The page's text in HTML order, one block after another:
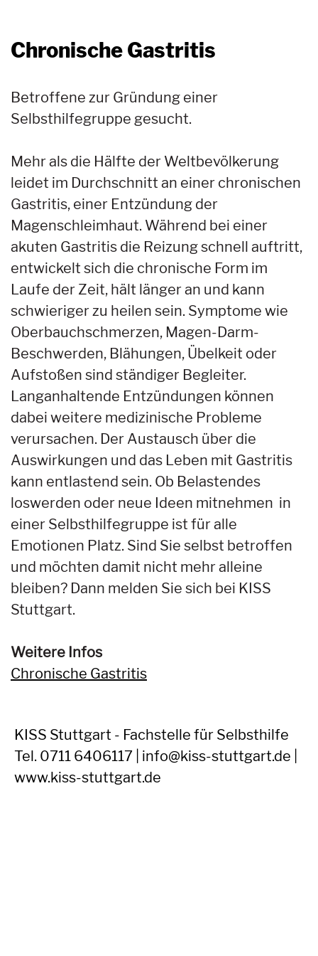
Chronische Gastritis
Betroffene zur Gründung einer
Selbsthilfegruppe gesucht.
Mehr als die Hälfte der Weltbevölkerung
leidet im Durchschnitt an einer chronischen
Gastritis, einer Entzündung der
Magenschleimhaut. Während bei einer
akuten Gastritis die Reizung schnell auftritt,
entwickelt sich die chronische Form im
Laufe der Zeit, hält länger an und kann
schwieriger zu heilen sein. Symptome wie
Oberbauchschmerzen, Magen-Darm-
Beschwerden, Blähungen, Übelkeit oder
Aufstoßen sind ständiger Begleiter.
Langanhaltende Entzündungen können
dabei weitere medizinische Probleme
verursachen. Der Austausch über die
Auswirkungen und das Leben mit Gastritis
kann entlastend sein. Ob Belastendes
loswerden oder neue Ideen mitnehmen  in
einer Selbsthilfegruppe ist für alle
Emotionen Platz. Sind Sie selbst betroffen
und möchten damit nicht mehr alleine
bleiben? Dann melden Sie sich bei KISS
Stuttgart.
Weitere Infos
Chronische Gastritis
KISS Stuttgart - Fachstelle für Selbsthilfe
Tel. 0711 6406117 | info@kiss-stuttgart.de |
www.kiss-stuttgart.de